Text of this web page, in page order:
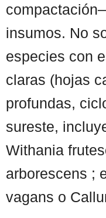
insumos. No
especies con
claras (hojas
profundas,
sureste,
Withania
arborescens ;
vagans o